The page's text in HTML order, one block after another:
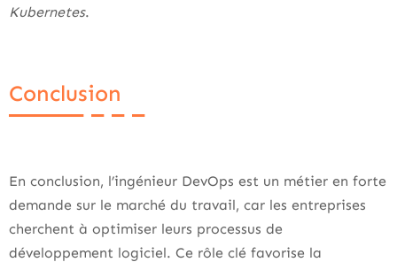
Kubernetes.
Conclusion
En conclusion, l’ingénieur DevOps est un métier en forte
demande sur le marché du travail, car les entreprises
cherchent à optimiser leurs processus de
développement logiciel. Ce rôle clé favorise la